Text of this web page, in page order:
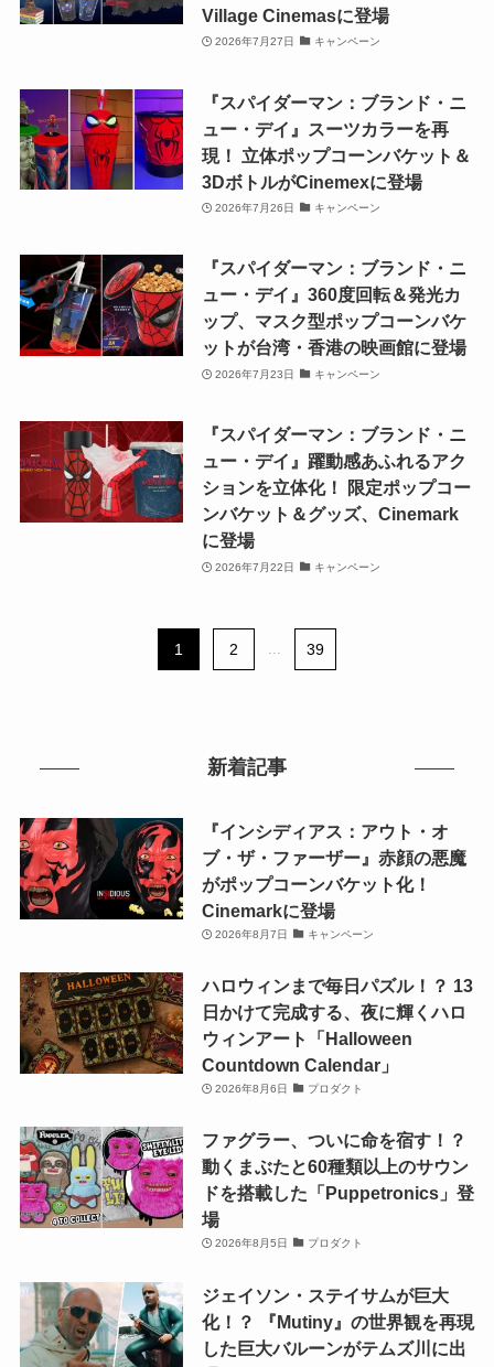
Village Cinemasに登場
2026年7月27日 キャンペーン
『スパイダーマン：ブランド・ニ
ュー・デイ』スーツカラーを再
現！ 立体ポップコーンバケット＆
3DボトルがCinemexに登場
2026年7月26日 キャンペーン
『スパイダーマン：ブランド・ニ
ュー・デイ』360度回転＆発光カ
ップ、マスク型ポップコーンバケ
ットが台湾・香港の映画館に登場
2026年7月23日 キャンペーン
『スパイダーマン：ブランド・ニ
ュー・デイ』躍動感あふれるアク
ションを立体化！ 限定ポップコー
ンバケット＆グッズ、Cinemark
に登場
2026年7月22日 キャンペーン
1 2 39
新着記事
『インシディアス：アウト・オ
ブ・ザ・ファーザー』赤顔の悪魔
がポップコーンバケット化！
Cinemarkに登場
2026年8月7日 キャンペーン
ハロウィンまで毎日パズル！？ 13
日かけて完成する、夜に輝くハロ
ウィンアート「Halloween
Countdown Calendar」
2026年8月6日 プロダクト
ファグラー、ついに命を宿す！？
動くまぶたと60種類以上のサウン
ドを搭載した「Puppetronics」登
場
2026年8月5日 プロダクト
ジェイソン・ステイサムが巨大
化！？ 『Mutiny』の世界観を再現
した巨大バルーンがテムズ川に出